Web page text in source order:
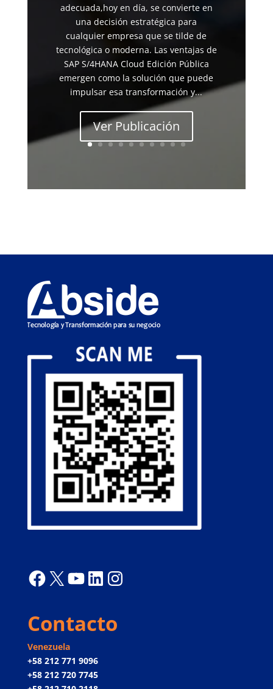
adecuada,hoy en día, se convierte en
una decisión estratégica para
cualquier empresa que se tilde de
tecnológica o moderna. Las ventajas de
SAP S/4HANA Cloud Edición Pública
emergen como la solución que puede
impulsar esa transformación y...
Ver Publicación
Facebook
X YouTube
LinkedIn
Instagram
Contacto
Venezuela
+58 212 771 9096
+58 212 720 7745